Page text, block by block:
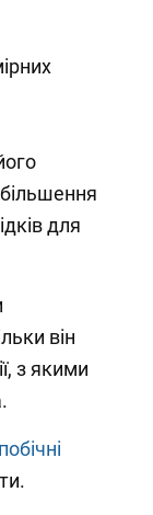
для
він
з якими
побічні